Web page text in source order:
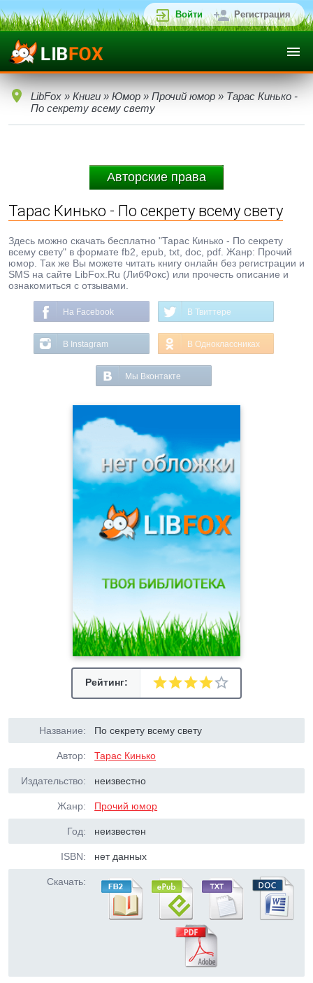
Войти Регистрация
LibFox » Книги » Юмор » Прочий юмор » Тарас Кинько -
По секрету всему свету
Авторские права
Тарас Кинько - По секрету всему свету
Здесь можно скачать бесплатно "Тарас Кинько - По секрету
всему свету" в формате fb2, epub, txt, doc, pdf. Жанр: Прочий
юмор. Так же Вы можете читать книгу онлайн без регистрации и
SMS на сайте LibFox.Ru (ЛибФокс) или прочесть описание и
ознакомиться с отзывами.
На Facebook В Твиттере
В Instagram В Одноклассниках
Мы Вконтакте
Рейтинг:
Название: По секрету всему свету
Автор: Тарас Кинько
Издательство: неизвестно
Жанр: Прочий юмор
Год: неизвестен
ISBN: нет данных
Скачать: